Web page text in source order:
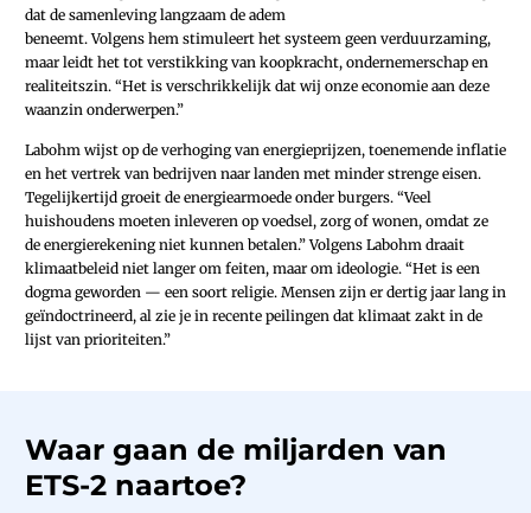
dat de samenleving langzaam de adem
beneemt. Volgens hem stimuleert het systeem geen verduurzaming,
maar leidt het tot verstikking van koopkracht, ondernemerschap en
realiteitszin. “Het is verschrikkelijk dat wij onze economie aan deze
waanzin onderwerpen.”
Labohm wijst op de verhoging van energieprijzen, toenemende inflatie
en het vertrek van bedrijven naar landen met minder strenge eisen.
Tegelijkertijd groeit de energiearmoede onder burgers. “Veel
huishoudens moeten inleveren op voedsel, zorg of wonen, omdat ze
de energierekening niet kunnen betalen.” Volgens Labohm draait
klimaatbeleid niet langer om feiten, maar om ideologie. “Het is een
dogma geworden — een soort religie. Mensen zijn er dertig jaar lang in
geïndoctrineerd, al zie je in recente peilingen dat klimaat zakt in de
lijst van prioriteiten.”
Waar gaan de miljarden van
ETS-2 naartoe?